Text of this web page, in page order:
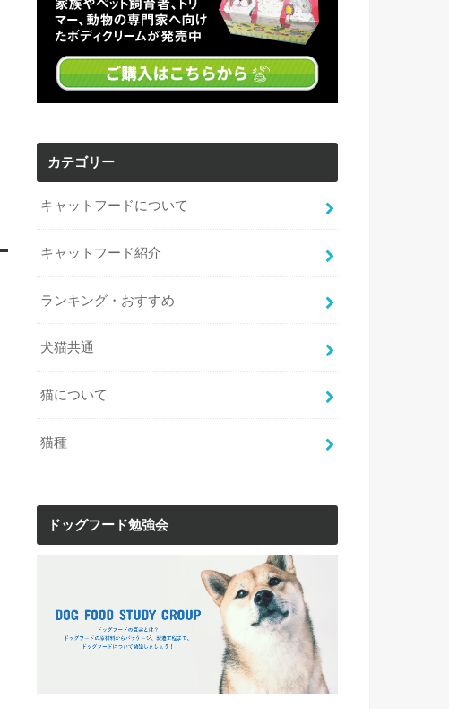
カテゴリー
キャットフードについて
キャットフード紹介
ランキング・おすすめ
犬猫共通
猫について
猫種
ドッグフード勉強会